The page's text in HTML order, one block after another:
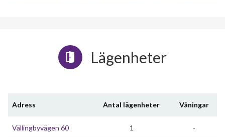
Lägenheter
Adress Antal lägenheter Våningar
Vällingbyvägen 60 1 -